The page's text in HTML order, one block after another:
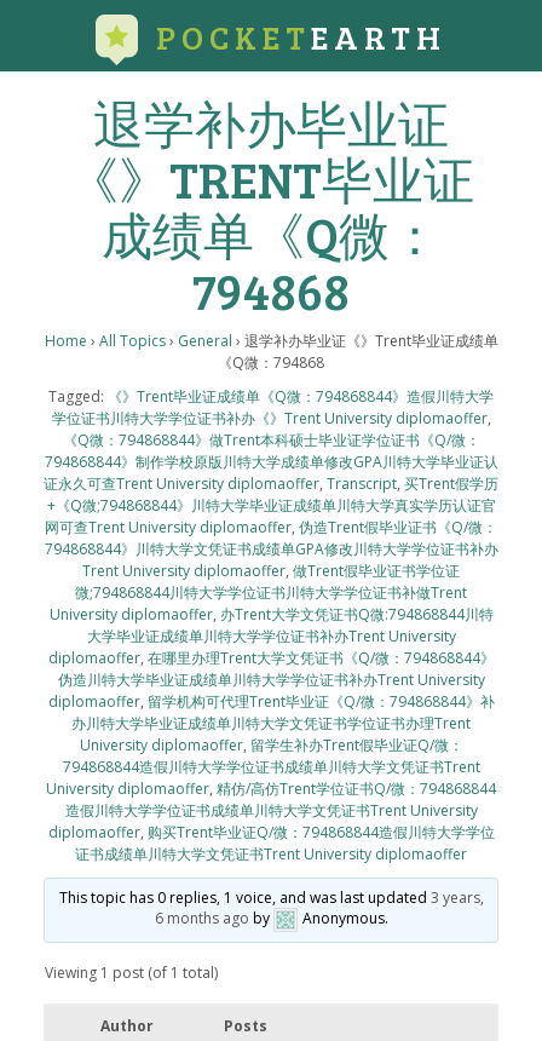
POCKETEARTH
退学补办毕业证
《》TRENT毕业证
成绩单《Q微：
794868
Home › All Topics › General › 退学补办毕业证《》Trent毕业证成绩单
《Q微：794868
Tagged:
《》Trent毕业证成绩单《Q微：794868844》造假川特大学
学位证书川特大学学位证书补办《》Trent University diplomaoffer,
《Q微：794868844》做Trent本科硕士毕业证学位证书《Q/微：
794868844》制作学校原版川特大学成绩单修改GPA川特大学毕业证认
证永久可查Trent University diplomaoffer, Transcript, 买Trent假学历
+《Q微;794868844》川特大学毕业证成绩单川特大学真实学历认证官
网可查Trent University diplomaoffer, 伪造Trent假毕业证书《Q/微：
794868844》川特大学文凭证书成绩单GPA修改川特大学学位证书补办
Trent University diplomaoffer, 做Trent假毕业证书学位证
微;794868844川特大学学位证书川特大学学位证书补做Trent
University diplomaoffer, 办Trent大学文凭证书Q微:794868844川特
大学毕业证成绩单川特大学学位证书补办Trent University
diplomaoffer, 在哪里办理Trent大学文凭证书《Q/微：794868844》
伪造川特大学毕业证成绩单川特大学学位证书补办Trent University
diplomaoffer, 留学机构可代理Trent毕业证《Q/微：794868844》补
办川特大学毕业证成绩单川特大学文凭证书学位证书办理Trent
University diplomaoffer, 留学生补办Trent假毕业证Q/微：
794868844造假川特大学学位证书成绩单川特大学文凭证书Trent
University diplomaoffer, 精仿/高仿Trent学位证书Q/微：794868844
造假川特大学学位证书成绩单川特大学文凭证书Trent University
diplomaoffer, 购买Trent毕业证Q/微：794868844造假川特大学学位
证书成绩单川特大学文凭证书Trent University diplomaoffer
This topic has 0 replies, 1 voice, and was last updated 3 years,
6 months ago by Anonymous.
Viewing 1 post (of 1 total)
Author Posts